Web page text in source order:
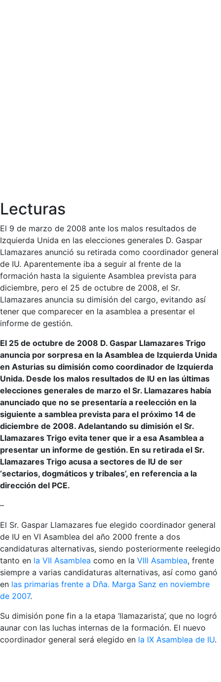
Lecturas
El 9 de marzo de 2008 ante los malos resultados de
Izquierda Unida en las elecciones generales D. Gaspar
Llamazares anunció su retirada como coordinador general
de IU. Aparentemente iba a seguir al frente de la
formación hasta la siguiente Asamblea prevista para
diciembre, pero el 25 de octubre de 2008, el Sr.
Llamazares anuncia su dimisión del cargo, evitando así
tener que comparecer en la asamblea a presentar el
informe de gestión.
El 25 de octubre de 2008 D. Gaspar Llamazares Trigo
anuncia por sorpresa en la Asamblea de Izquierda Unida
en Asturias su dimisión como coordinador de Izquierda
Unida. Desde los malos resultados de IU en las últimas
elecciones generales de marzo el Sr. Llamazares había
anunciado que no se presentaría a reelección en la
siguiente a samblea prevista para el próximo 14 de
diciembre de 2008. Adelantando su dimisión el Sr.
Llamazares Trigo evita tener que ir a esa Asamblea a
presentar un informe de gestión. En su retirada el Sr.
Llamazares Trigo acusa a sectores de IU de ser
‘sectarios, dogmáticos y tribales’, en referencia a la
dirección del PCE.
–
El Sr. Gaspar Llamazares fue elegido coordinador general
de IU en VI Asamblea del año 2000 frente a dos
candidaturas alternativas, siendo posteriormente reelegido
tanto en la VII Asamblea como en la VIII Asamblea, frente
siempre a varias candidaturas alternativas, así como ganó
en las primarias frente a Dña. Marga Sanz en noviembre
de 2007.
Su dimisión pone fin a la etapa ‘llamazarista’, que no logró
aunar con las luchas internas de la formación. El nuevo
coordinador general será elegido en la IX Asamblea de IU.